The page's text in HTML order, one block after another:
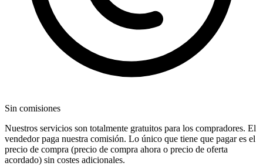
Sin comisiones
Nuestros servicios son totalmente gratuitos para los compradores. El
vendedor paga nuestra comisión. Lo único que tiene que pagar es el
precio de compra (precio de compra ahora o precio de oferta
acordado) sin costes adicionales.